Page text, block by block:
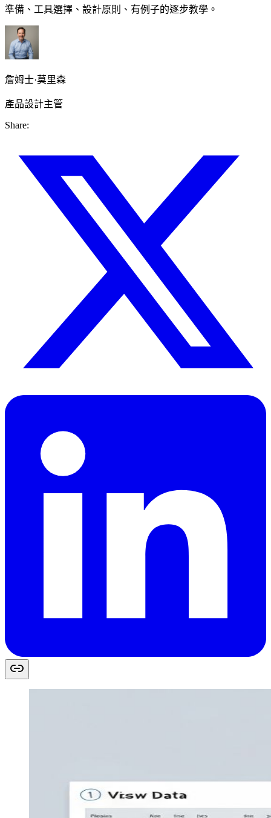
準備、工具選擇、設計原則、有例子的逐步教學。
詹姆士·莫里森
產品設計主管
Share: